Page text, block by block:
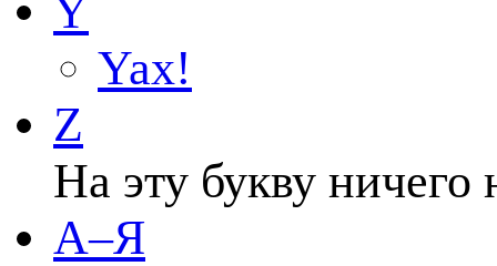
Y
Yax!
Z
На эту букву ничего
А–Я